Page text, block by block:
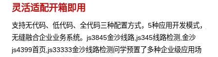
灵活适配开箱即用
支持无代码、低代码、全代码三种配置方式，5种应用开发模式，
无缝融合企业业务系统。js3845金沙线路,js345线路检测,金沙
js4399首页,js33333金沙线路检测问学预置了多种企业级应用场